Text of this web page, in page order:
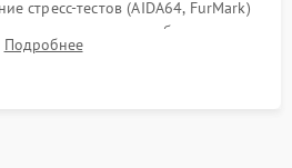
стресс-тестов (AIDA64, FurMark)
режима и стабильности
пиковой нагрузкой.
Подробнее